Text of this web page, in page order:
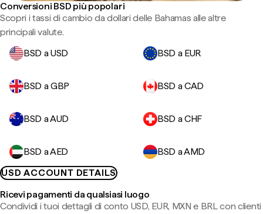
Conversioni BSD più popolari
Scopri i tassi di cambio da dollari delle Bahamas alle altre
principali valute.
BSD a USD
BSD a EUR
BSD a GBP BSD a CAD
BSD a AUD BSD a CHF
BSD a AED
BSD a AMD
USD ACCOUNT DETAILS
Ricevi pagamenti da qualsiasi luogo
Condividi i tuoi dettagli di conto USD, EUR, MXN e BRL con clienti